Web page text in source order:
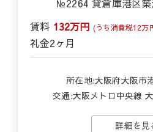
№2264 貸倉庫港区
賃料 132万円 (うち消費税12万
礼金2ヶ月
所在地:大阪府大阪市
交通:大阪メトロ中央線
詳細を見